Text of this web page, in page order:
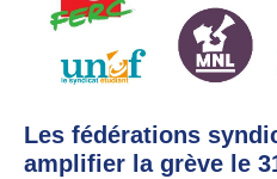
Les fédérations
amplifier la grève le